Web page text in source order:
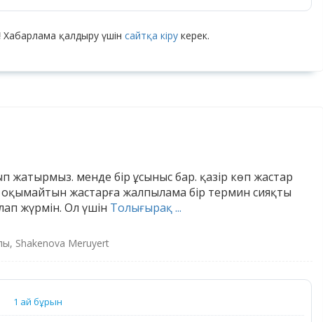
Хабарлама қалдыру үшінсайтқа кіру керек.
жатырмыз. менде бір ұсыныс бар. қазір көп жастар
оқымайтын жастарға жалпылама бір термин сияқты
жүрмін. Ол үшін Толығырақ ...
Shakenova Meruyert
1 ай бұрын